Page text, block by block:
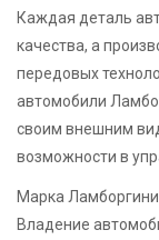
Каждая деталь
качества, а
передовых
автомобили
своим внешним
возможности в
Марка
Владение